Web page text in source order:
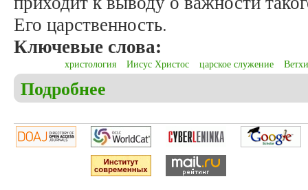
Его царственность.
Ключевые слова:
христология Иисус Христос царское служение
Подробнее